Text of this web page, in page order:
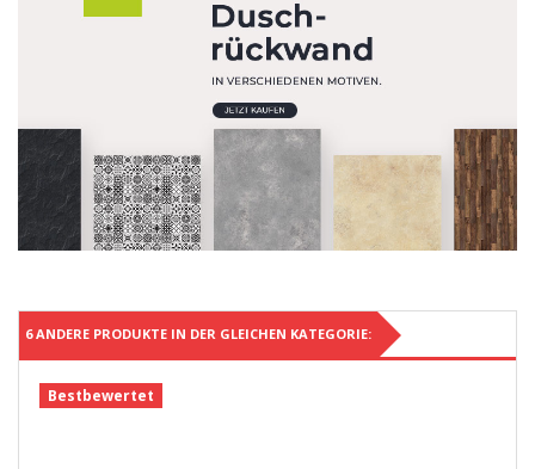
6 ANDERE PRODUKTE IN DER GLEICHEN KATEGORIE:
Bestbewertet